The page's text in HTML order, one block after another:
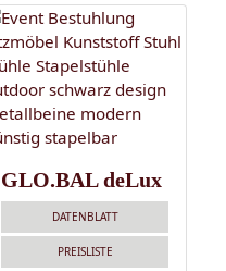
GLO.BAL deLux
DATENBLATT
PREISLISTE